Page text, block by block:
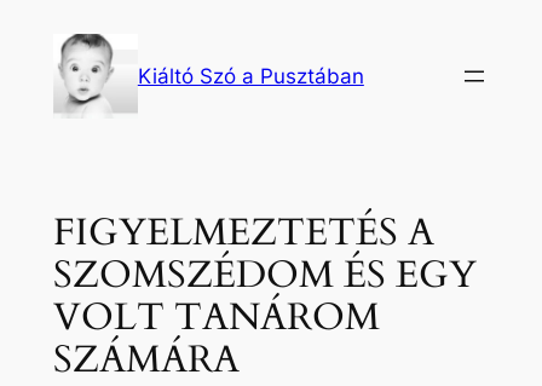
tartalomhoz
Kiáltó Szó a Pusztában
FIGYELMEZTETÉS A
SZOMSZÉDOM ÉS EGY
VOLT TANÁROM
SZÁMÁRA